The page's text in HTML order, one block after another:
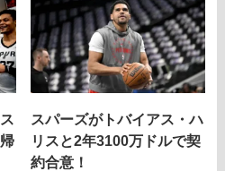
スパーズがトバイアス・ハ
リスと2年3100万ドルで契
約合意！